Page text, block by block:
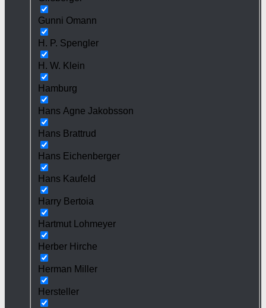
Gunni Omann
H. P. Spengler
H. W. Klein
Hamburg
Hans Agne Jakobsson
Hans Brattrud
Hans Eichenberger
Hans Kaufeld
Harry Bertoia
Hartmut Lohmeyer
Herber Hirche
Herman Miller
Hersteller